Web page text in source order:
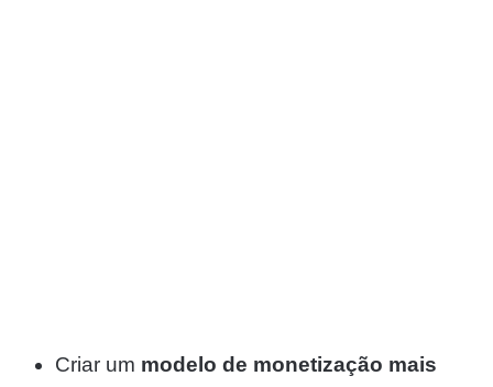
Criar um modelo de monetização mais